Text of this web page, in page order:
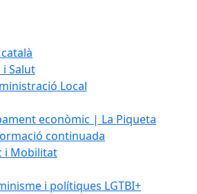
i Salut
Local
econòmic | La Piqueta
continuada
i Mobilitat
i polítiques LGTBI+